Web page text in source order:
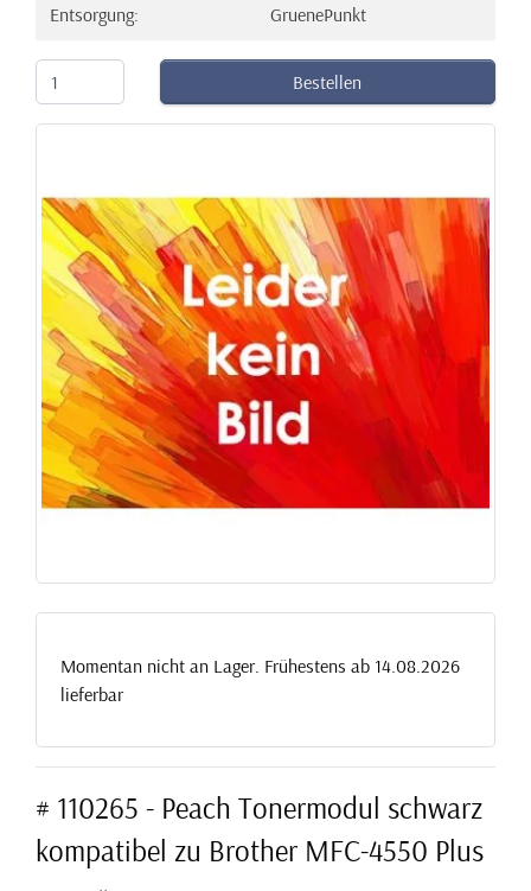
Entsorgung: GruenePunkt
Bestellen
Momentan nicht an Lager. Frühestens ab 14.08.2026
lieferbar
# 110265 - Peach Tonermodul schwarz
kompatibel zu Brother MFC-4550 Plus